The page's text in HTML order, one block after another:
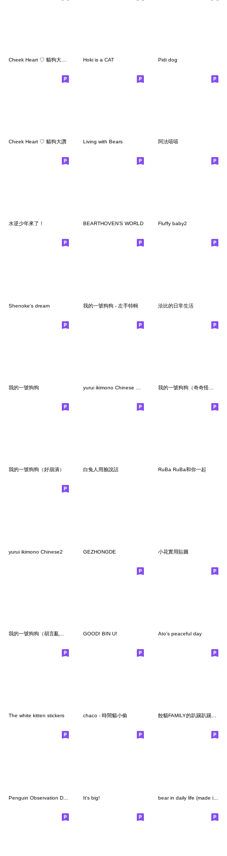
Hoki is a CAT Pidi dog
Cheek Heart ♡ 貓狗大讚 Living with Bears 阿法嘻嘻
水逆少年來了！ BEARTHOVEN’S WORLD Fluffy baby2
Shenoke's dream 我的一號狗狗 - 左手特輯 洽比的日常生活
我的一號狗狗 我的一號狗狗（奇奇怪怪）
我的一號狗狗（好崩潰） 白兔人用臉說話 RuBa RuBa和你一起
yurui ikimono Chinese2 GEZHONGDE 小花實用貼圖
GOOD! BIN U! Ato's peaceful day
The white kitten stickers chaco - 時間貓小偷 餃貓FAMILY的趴踢趴踢時光
It's big! bear in daily life (made in Japan)